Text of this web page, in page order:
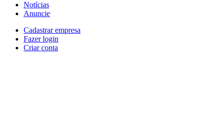
Notícias
Anuncie
Cadastrar empresa
Fazer login
Criar conta